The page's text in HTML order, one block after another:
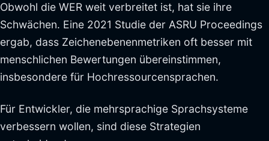
Obwohl die WER weit verbreitet ist, hat sie ihre
Schwächen. Eine 2021 Studie der ASRU Proceedings
ergab, dass Zeichenebenenmetriken oft besser mit
menschlichen Bewertungen übereinstimmen,
insbesondere für Hochressourcensprachen.
Für Entwickler, die mehrsprachige Sprachsysteme
verbessern wollen, sind diese Strategien